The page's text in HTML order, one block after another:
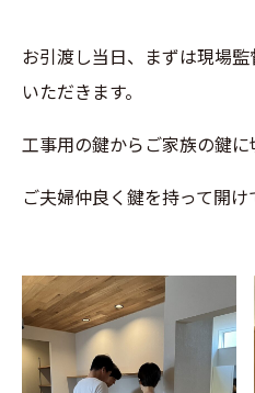
お引渡し当日、まずは現場
いただきます。
工事用の鍵からご家族の鍵に
ご夫婦仲良く鍵を持って開